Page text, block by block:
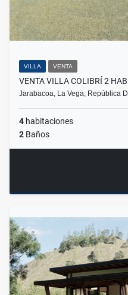
VILLA VENTA
VENTA VILLA COLIBRÍ 2
Jarabacoa, La Vega, República
4 habitaciones
2 Baños